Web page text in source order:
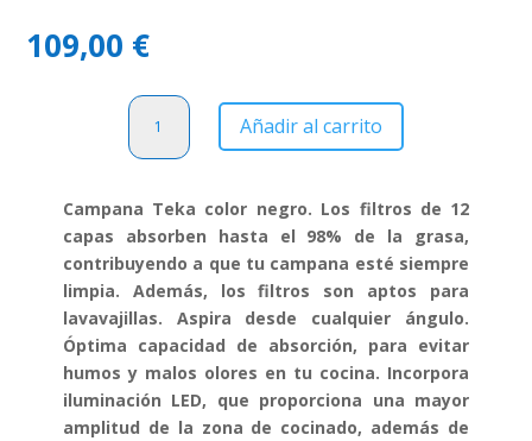
109,00 €
Campana
Teka
C
Negra
cantidad
Añadir al carrito
Campana Teka color negro. Los filtros de 12
capas absorben hasta el 98% de la grasa,
contribuyendo a que tu campana esté siempre
limpia. Además, los filtros son aptos para
lavavajillas. Aspira desde cualquier ángulo.
Óptima capacidad de absorción, para evitar
humos y malos olores en tu cocina. Incorpora
iluminación LED, que proporciona una mayor
amplitud de la zona de cocinado, además de